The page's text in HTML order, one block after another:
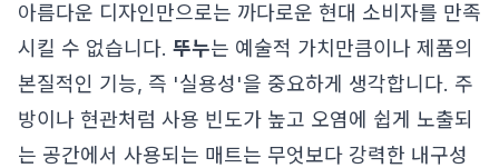
아름다운 디자인만으로는 까다로운 현대 소비자를 만족
시킬 수 없습니다. 뚜누는 예술적 가치만큼이나 제품의
본질적인 기능, 즉 '실용성'을 중요하게 생각합니다. 주
방이나 현관처럼 사용 빈도가 높고 오염에 쉽게 노출되
는 공간에서 사용되는 매트는 무엇보다 강력한 내구성